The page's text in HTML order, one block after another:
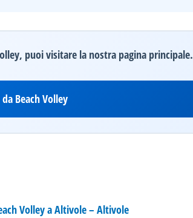
puoi visitare la nostra pagina principale.
Beach Volley
Volley a Altivole – Altivole